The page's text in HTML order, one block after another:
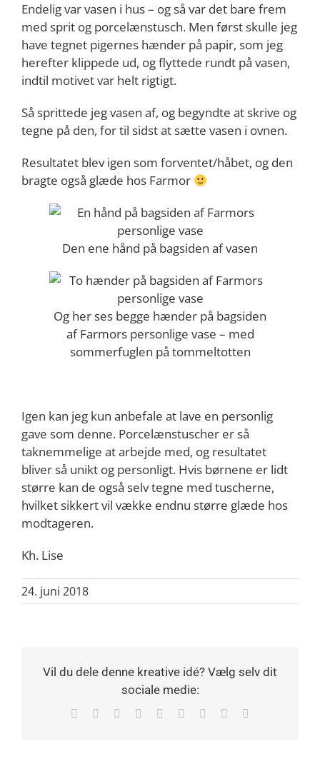
Endelig var vasen i hus – og så var det bare frem
med sprit og porcelænstusch. Men først skulle jeg
have tegnet pigernes hænder på papir, som jeg
herefter klippede ud, og flyttede rundt på vasen,
indtil motivet var helt rigtigt.
Så sprittede jeg vasen af, og begyndte at skrive og
tegne på den, for til sidst at sætte vasen i ovnen.
Resultatet blev igen som forventet/håbet, og den
bragte også glæde hos Farmor
Den ene hånd på bagsiden af vasen
Og her ses begge hænder på bagsiden
af Farmors personlige vase – med
sommerfuglen på tommeltotten
Igen kan jeg kun anbefale at lave en personlig
gave som denne. Porcelænstuscher er så
taknemmelige at arbejde med, og resultatet
bliver så unikt og personligt. Hvis børnene er lidt
større kan de også selv tegne med tuscherne,
hvilket sikkert vil vække endnu større glæde hos
modtageren.
Kh. Lise
24. juni 2018
Vil du dele denne kreative idé? Vælg selv dit
sociale medie:
Facebook Reddit LinkedInWhatsApp
TumblrPinterest